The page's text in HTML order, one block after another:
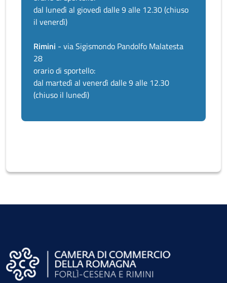
dal lunedì al giovedì dalle 9 alle 12.30 (chiuso
il venerdì)
Rimini - via Sigismondo Pandolfo Malatesta
28
orario di sportello:
dal martedì al venerdì dalle 9 alle 12.30
(chiuso il lunedì)